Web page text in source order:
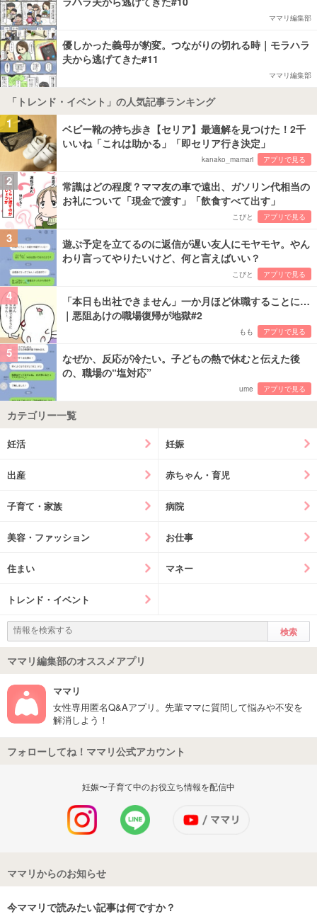
ママリ編集部
優しかった義母が豹変。つながりの切れる時｜モラハラ
夫から逃げてきた#11
ママリ編集部
「トレンド・イベント」の人気記事ランキング
1
ベビー靴の持ち歩き【セリア】最適解を見つけた！2千
いいね「これは助かる」「即セリア行き決定」
kanako_mamari アプリで見る
2
常識はどの程度？ママ友の車で遠出、ガソリン代相当の
お礼について「現金で渡す」「飲食すべて出す」
こびと アプリで見る
3
遊ぶ予定を立てるのに返信が遅い友人にモヤモヤ。やん
わり言ってやりたいけど、何と言えばいい？
こびと アプリで見る
4
「本日も出社できません」一か月ほど休職することに…
｜悪阻あけの職場復帰が地獄#2
もも アプリで見る
5
なぜか、反応が冷たい。子どもの熱で休むと伝えた後
の、職場の“塩対応”
ume アプリで見る
カテゴリー一覧
妊活 妊娠
出産 赤ちゃん・育児
子育て・家族 病院
美容・ファッション お仕事
住まい マネー
トレンド・イベント
ママリ編集部のオススメアプリ
ママリ
女性専用匿名Q&Aアプリ。先輩ママに質問して悩みや不安を
解消しよう！
フォローしてね！ママリ公式アカウント
妊娠〜子育て中のお役立ち情報を配信中
ママリからのお知らせ
今ママリで読みたい記事は何ですか？